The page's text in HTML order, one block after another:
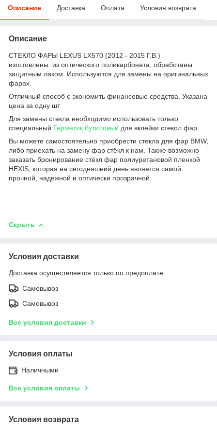
Описание Доставка Оплата Условия возврата
Описание
СТЕКЛО ФАРЫ LEXUS LX570 (2012 - 2015 Г.В.)
изготовлены из оптического поликарбоната, обработаны
защитным лаком. Используются для замены на оригинальных
фарах.
Отличный способ с экономить финансовые средства. Указана
цена за одну шт
Для замены стекла необходимо использовать только
специальный Герметик бутиловый для вклейки стекол фар.
Вы можете самостоятельно приобрести стекла для фар BMW,
либо приехать на замену фар стёкл к нам. Также возможно
заказать бронирование стёкл фар полиуретановой пленкой
HEXIS, которая на сегодняшний день является самой
прочной, надежной и оптически прозрачной.
Скрыть
Условия доставки
Доставка осуществляется только по предоплате.
Самовывоз
Самовывоз
Все условия доставки
Условия оплаты
Наличными
Все условия оплаты
Условия возврата